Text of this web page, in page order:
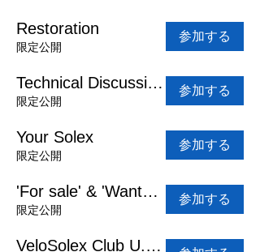
Restoration
限定公開
参加する
Technical Discussion Area
限定公開
参加する
Your Solex
限定公開
参加する
'For sale' & 'Wanted' ads
限定公開
参加する
VeloSolex Club U.K. Group